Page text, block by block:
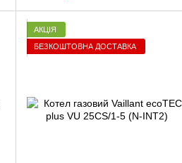
АКЦІЯ
БЕЗКОШТОВНА ДОСТАВКА